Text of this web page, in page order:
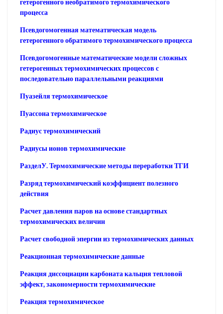
гетерогенного необратимого термохимического
процесса
Псевдогомогенная математическая модель
гетерогенного обратимого термохимического процесса
Псевдогомогенные математические модели сложных
гетерогенных термохимических процессов с
последовательно параллельными реакциями
Пуазейля термохимическое
Пуассона термохимическое
Радиус термохимический
Радиусы ионов термохимические
РазделУ. Термохимические методы переработки ТГИ
Разряд термохимический коэффициент полезного
действия
Расчет давления паров на основе стандартных
термохимических величин
Расчет свободной эпергии из термохимических данных
Реакционная термохимические данные
Реакция диссоциации карбоната кальция тепловой
эффект, закономерности термохимические
Реакция термохимическое